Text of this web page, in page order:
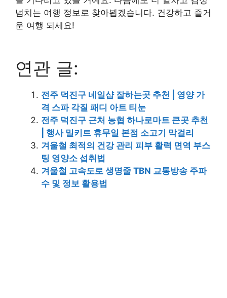
넘치는 여행 정보로 찾아뵙겠습니다. 건강하고 즐거
운 여행 되세요!
연관 글:
전주 덕진구 네일샵 잘하는곳 추천 | 영양 가
격 스파 각질 패디 아트 티눈
전주 덕진구 근처 농협 하나로마트 큰곳 추천
| 행사 밀키트 휴무일 본점 소고기 막걸리
겨울철 최적의 건강 관리 피부 활력 면역 부스
팅 영양소 섭취법
겨울철 고속도로 생명줄 TBN 교통방송 주파
수 및 정보 활용법